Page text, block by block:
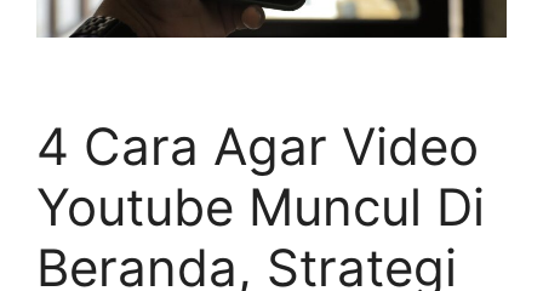
4 Cara Agar Video
Youtube Muncul Di
Beranda, Strategi